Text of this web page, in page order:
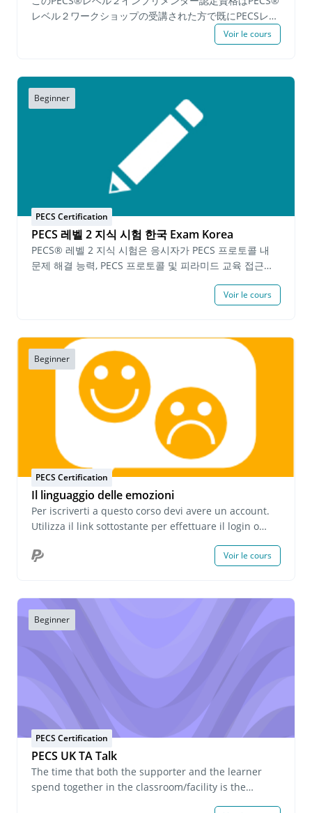
Certification of Completion for the PECS Level 1
Implementer Certification Program™ is issued. The
PECS Level 1 Certified Implementer™ status is valid
certificate may continue on to the PECS Level 2
Implementer Certification Program™. Prerequisites:
valid PECS Level 1 Implementer Certificate™ & PECS
Level 1 or Level 2 Workshop within 6 months. Fee:
$250.00 USD per person
レベル２ワークショップの受講された方で既にPECSレベ
ル２知識試験に合格し、「教育へのピラミッドアプロー
チ🄬」とPECS🄬を教える６つのフェイズの手続きの上級
2インプリメンター認定が授与されます。 PECS® レベル
２ 実践 の部 ™では以下の必須事項を満たす必要があり
ます : 一日を通して様々な機能的な活動のなかでPECS
を実践しているところを表す。 学習者に活動やレッスン
の中で属性後を教えているところの実践 学習者に活動
やレッスンの中でフェイズ 6を教えているところの実践
筆記提出必須事項: 機能的な活動の中でどのようにPECS
が実践されているかの詳細説明（一日を通してPECSを実
題についての質問に答える PECSのフェイズとエラー修
正方法を見極める PECSのフェイズをどのように指導す
るかについて計画書を書く 各フェイズの実践映像と筆記
提出物に対しての自己評価を提出 PECSレベル２実践の
事項を全て基準に満たされると、認定資格志願者はPECS
レベル２インプリメンター認定資格が授与されます。
ら３年間有効です。 期限有効なPECS レベル1 インプリ
メンター認定™を お持ちの方はPECS レベル 2 インプリ
メンター認定に進むことができます。 前提条件: 有効な
PECSレベル１インプリメンター認定™修了書 と PECS
レベル２ 知識試験™合格修了書 費用: 70,000 円 (10%
Voir le cours
Beginner
PECS Certification
PECS 레벨 2 지식 시험 한국 Exam Korea
PECS® 레벨 2 지식 시험은 응시자가 PECS 프로토콜 내
문제 해결 능력, PECS 프로토콜 및 피라미드 교육 접근법
지도 지식을 입증해야 합니다. 응시자는 PECS 레벨 2 시험
발급일로부터 2년간 유효합니다)가 발급됩니다. 시험 완료
후, 유효한 PECS 레벨 2 지식 인증서를 소지한 개인은
PECS 레벨 2 실습 시연으로 진행할 수 있습니다. 선행 요
건: 지원자는 지난 6개월 이내에 Pyramid Educational
Consultants에서 발급한 PECS 레벨 2 교육 수료증을 소
지하고 유효한 PECS 레벨 1 지식 인증서를 보유해야 합니
다. 수수료: 1인당 $40.00 USD
Voir le cours
Beginner
PECS Certification
Il linguaggio delle emozioni
Per iscriverti a questo corso devi avere un account.
Utilizza il link sottostante per effettuare il login o
o desideri richiedere informazioni sulle iscrizioni di
Voir le cours
Beginner
PECS Certification
PECS UK TA Talk
The time that both the supporter and the learner
spend together in the classroom/facility is the